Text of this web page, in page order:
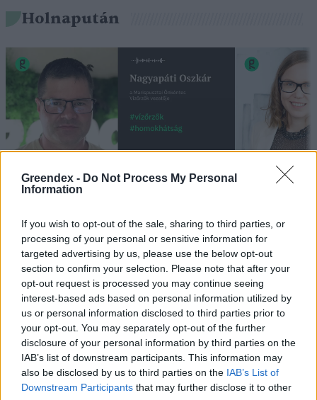
Greendex - Do Not Process My Personal
Information
If you wish to opt-out of the sale, sharing to third parties, or
processing of your personal or sensitive information for
targeted advertising by us, please use the below opt-out
section to confirm your selection. Please note that after your
opt-out request is processed you may continue seeing
interest-based ads based on personal information utilized by
us or personal information disclosed to third parties prior to
your opt-out. You may separately opt-out of the further
disclosure of your personal information by third parties on the
IAB’s list of downstream participants. This information may
also be disclosed by us to third parties on the IAB’s List of
Downstream Participants that may further disclose it to other
Holnapután
„Mindegy már, hogy milyen
víz, csak víz legyen” |
Holnapután
Greendex 55:58
az ember
Greendex
Cickafark – Az évezredek óta
ismert gyógynövény
EGÉSZSÉGÜNK Börzsey Barbara 1 perc